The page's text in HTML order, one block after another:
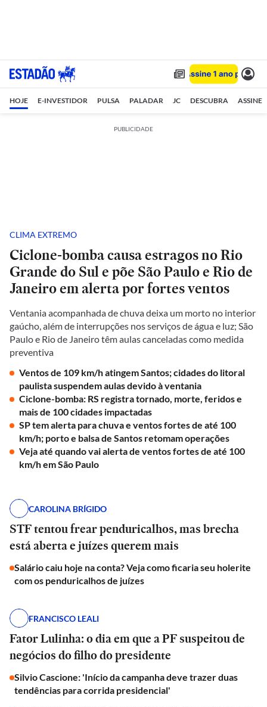
HOJE E-INVESTIDOR PULSA PALADAR JC DESCUBRA ASSINE
PUBLICIDADE
CLIMA EXTREMO
Ciclone-bomba causa estragos no Rio
Grande do Sul e põe São Paulo e Rio de
Janeiro em alerta por fortes ventos
Ventania acompanhada de chuva deixa um morto no interior
gaúcho, além de interrupções nos serviços de água e luz; São
Paulo e Rio de Janeiro têm aulas canceladas como medida
preventiva
Ventos de 109 km/h atingem Santos; cidades do litoral
paulista suspendem aulas devido à ventania
Ciclone-bomba: RS registra tornado, morte, feridos e
mais de 100 cidades impactadas
SP tem alerta para chuva e ventos fortes de até 100
km/h; porto e balsa de Santos retomam operações
Veja até quando vai alerta de ventos fortes de até 100
km/h em São Paulo
CAROLINA BRÍGIDO
STF tentou frear penduricalhos, mas brecha
está aberta e juízes querem mais
Salário caiu hoje na conta? Veja como ficaria seu holerite
com os penduricalhos de juízes
FRANCISCO LEALI
Fator Lulinha: o dia em que a PF suspeitou de
negócios do filho do presidente
Silvio Cascione: 'Início da campanha deve trazer duas
tendências para corrida presidencial'